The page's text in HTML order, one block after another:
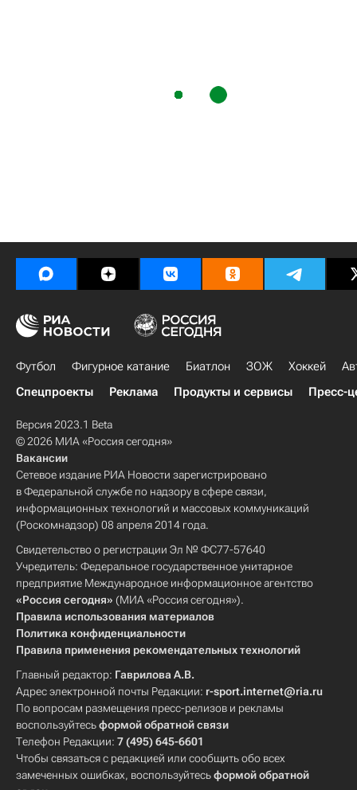
Футбол Фигурное катание Биатлон ЗОЖ Хоккей
Спецпроекты
Реклама Продукты и сервисы Пресс-
Версия 2023.1 Beta
© 2026 МИА «Россия сегодня»
Вакансии
Сетевое издание РИА Новости зарегистрировано
в Федеральной службе по надзору в сфере связи,
информационных технологий и массовых коммуникаций
(Роскомнадзор) 08 апреля 2014 года.
Свидетельство о регистрации Эл № ФС77-57640
Учредитель: Федеральное государственное унитарное
предприятие Международное информационное агентство
«Россия сегодня» (МИА «Россия сегодня»).
Правила использования материалов
Политика конфиденциальности
Правила применения рекомендательных технологий
Главный редактор: Гаврилова А.В.
Адрес электронной почты Редакции: r-sport.internet@ria.ru
По вопросам размещения пресс-релизов и рекламы
воспользуйтесьформой обратной связи
Телефон Редакции: 7 (495) 645-6601
Чтобы связаться с редакцией или сообщить обо всех
замеченных ошибках, воспользуйтесьформой обратной